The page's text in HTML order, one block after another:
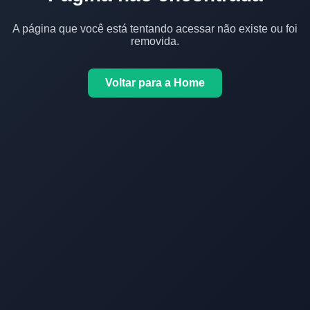
A página que você está tentando acessar não existe ou foi
removida.
Voltar para a Home